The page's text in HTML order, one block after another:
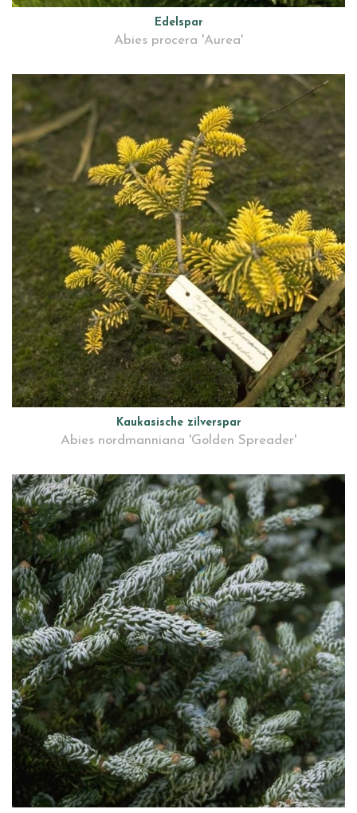
Edelspar
Abies procera 'Aurea'
Kaukasische zilverspar
Abies nordmanniana 'Golden Spreader'